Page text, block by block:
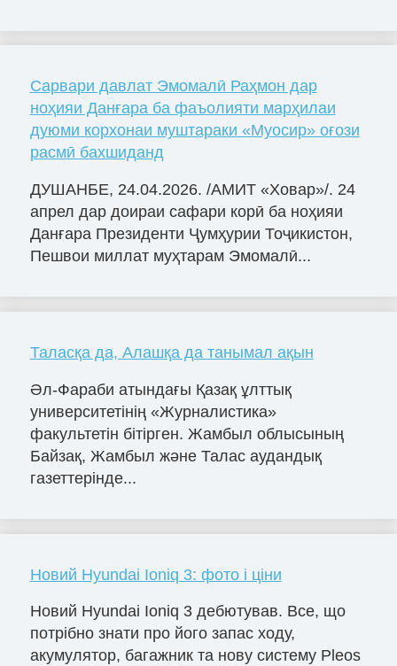
Сарвари давлат Эмомалӣ Раҳмон дар
ноҳияи Данғара ба фаъолияти марҳилаи
дуюми корхонаи муштараки «Муосир» оғози
расмӣ бахшиданд
ДУШАНБЕ, 24.04.2026. /АМИТ «Ховар»/. 24
апрел дар доираи сафари корӣ ба ноҳияи
Данғара Президенти Ҷумҳурии Тоҷикистон,
Пешвои миллат муҳтарам Эмомалӣ...
Таласқа да, Алашқа да танымал ақын
Әл-Фараби атындағы Қазақ ұлттық
университетінің «Журналистика»
факультетін бітірген. Жамбыл облысының
Байзақ, Жамбыл және Талас аудандық
газеттерінде...
Новий Hyundai Ioniq 3: фото і ціни
Новий Hyundai Ioniq 3 дебютував. Все, що
потрібно знати про його запас ходу,
акумулятор, багажник та нову систему Pleos